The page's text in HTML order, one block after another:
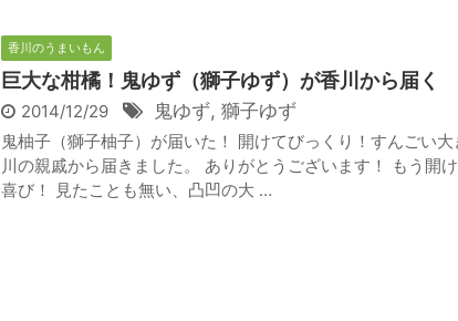
香川のうまいもん
巨大な柑橘！鬼ゆず（獅子ゆず）が香川から届く
2014/12/29 鬼ゆず, 獅子ゆず
鬼柚子（獅子柚子）が届いた！ 開けてびっくり！すんごい
川の親戚から届きました。 ありがとうございます！ もう開
喜び！ 見たことも無い、凸凹の大 …